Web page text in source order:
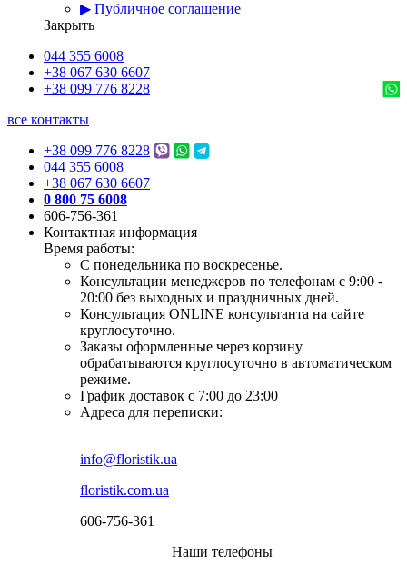
▶ Публичное соглашение
Закрыть
044 355 6008
+38 067 630 6607
+38 099 776 8228
все контакты
+38 099 776 8228
044 355 6008
+38 067 630 6607
0 800 75 6008
606-756-361
Контактная информация
Время работы:
С понедельника по воскресенье.
Консультации менеджеров по телефонам с 9:00 -
20:00 без выходных и праздничных дней.
Консультация ONLINE консультанта на сайте
круглосуточно.
Заказы оформленные через корзину
обрабатываются круглосуточно в автоматическом
режиме.
График доставок с 7:00 до 23:00
Адреса для переписки:
info@floristik.ua
floristik.com.ua
606-756-361
Наши телефоны